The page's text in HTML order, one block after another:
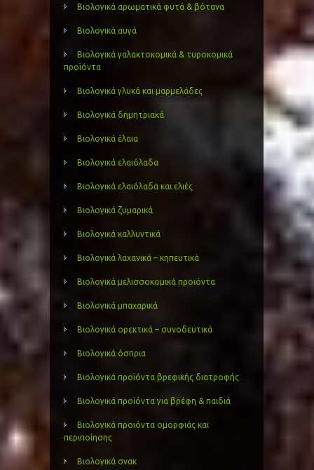
Βιολογικά αρωματικά φυτά & βότανα
Βιολογικά αυγά
Βιολογικά γαλακτοκομικά & τυροκομικά
προϊόντα
Βιολογικά γλυκά και μαρμελάδες
Βιολογικά δημητριακά
Βιολογικά έλαια
Βιολογικά ελαιόλαδα
Βιολογικά ελαιόλαδα και ελιές
Βιολογικά ζυμαρικά
Βιολογικά καλλυντικά
Βιολογικά λαχανικά – κηπευτικά
Βιολογικά μελισσοκομικά προιόντα
Βιολογικά μπαχαρικά
Βιολογικά ορεκτικά – συνοδευτικά
Βιολογικά όσπρια
Βιολογικά προϊόντα βρεφικής διατροφής
Βιολογικά προϊόντα για βρέφη & παιδιά
Βιολογικά προιόντα ομορφιάς και
περιποίησης
Βιολογικά σνακ